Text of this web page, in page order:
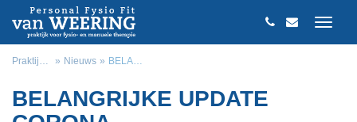
Praktijk van Weering Nieuws BELANGRIJKE UPDATE CORONA
BELANGRIJKE UPDATE